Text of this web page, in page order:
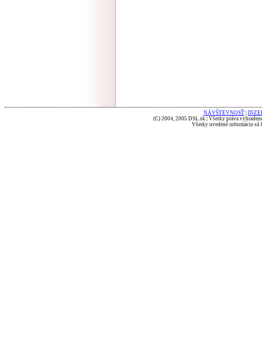
NÁVŠTEVNOSŤ
(C) 2004, 2005 DSL.sk | Všetky práva
Všetky uvedené informácie sú